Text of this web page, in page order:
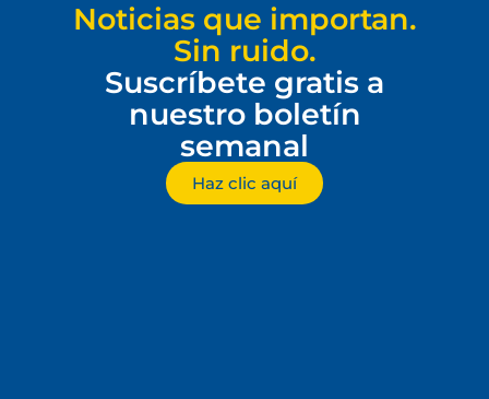
Noticias que importan.
Sin ruido.
Suscríbete gratis a
nuestro boletín
semanal
Haz clic aquí